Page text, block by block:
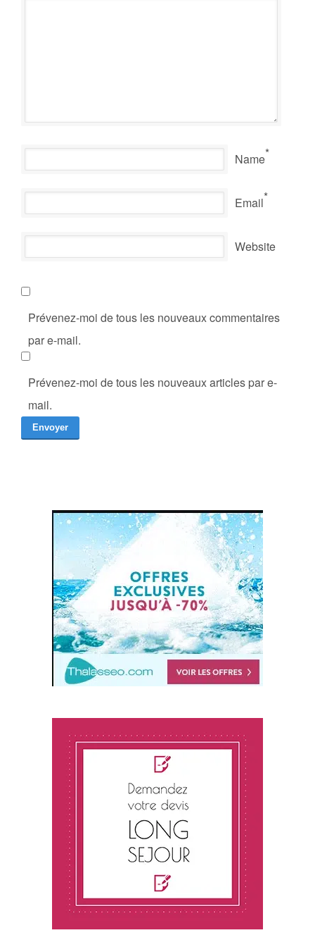
Name*
Email*
Website
Prévenez-moi de tous les nouveaux commentaires
par e-mail.
Prévenez-moi de tous les nouveaux articles par e-
mail.